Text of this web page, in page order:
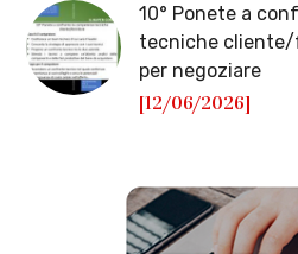
10° Ponete a
tecniche cliente/
per negoziare
[12/06/2026]